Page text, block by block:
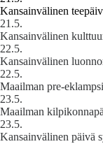
Kansainvälinen
21.5.
Kansainvälinen
22.5.
Kansainvälinen
22.5.
Maailman pre-
23.5.
Maailman
23.5.
Kansainvälinen päivä